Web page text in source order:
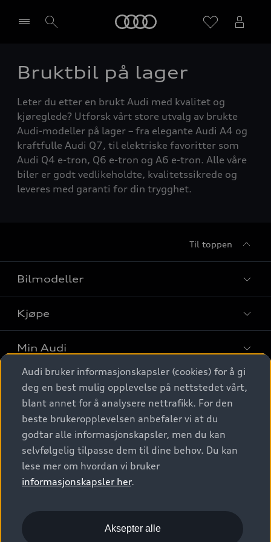
Velg forhandler
Bruktbil på lager
Leter du etter en brukt Audi med kvalitet og
kjøreglede? Utforsk vårt store utvalg av brukte
Audi-modeller på lager – fra elegante Audi A4 og
kraftfulle Audi Q7, til elektriske favoritter som
Audi Q4 e-tron, Q6 e-tron og A6 e-tron. Alle våre
biler er godt vedlikeholdte, kvalitetssikrede og
leveres med garanti for din trygghet.
Til toppen
Bilmodeller
Finn din Audi
Sammenlign bilmodeller
Elbiler
SUV
Stasjonsvogn
Sportback
S/RS
Konseptbiler og prototyper
Kjøpe
Kjøpshjelp
Biler på lager
Finn forhandler
Bestill prøvekjøring
Kontakt forhandler
Bilgarantier
Min Audi
Behold nybilfølelsen
Audi Originalt tilbehør
Verkstedtjenester
Digitale tjenester
Audi digitale tjenester
Audi connect
Functions on demand
Kom i gang med myAudi
Audi Norge
Kundeservice
Audi Driving Experience
© 2026 AUDI NORGE. All Rights Reserved.
Imprint
Audi bruker informasjonskapsler (cookies) for å gi
deg en best mulig opplevelse på nettstedet vårt,
blant annet for å analysere nettrafikk. For den
beste brukeropplevelsen anbefaler vi at du
godtar alle informasjonskapsler, men du kan
selvfølgelig tilpasse dem til dine behov. Du kan
lese mer om hvordan vi bruker
informasjonskapsler her.
Aksepter alle